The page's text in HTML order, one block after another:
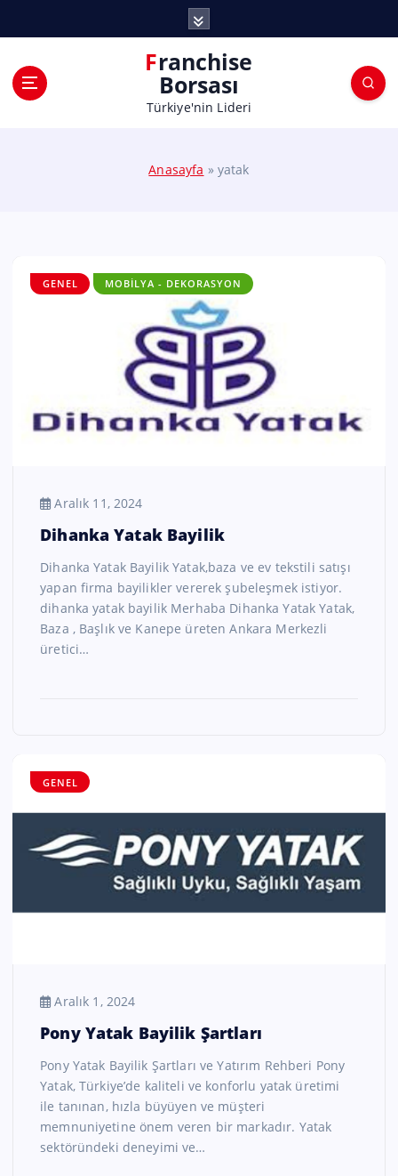
Franchise
Borsası
Türkiye'nin Lideri
Anasayfa » yatak
GENEL MOBILYA - DEKORASYON
Aralık 11, 2024
Dihanka Yatak Bayilik
Dihanka Yatak Bayilik Yatak,baza ve ev tekstili satışı
yapan firma bayilikler vererek şubeleşmek istiyor.
dihanka yatak bayilik Merhaba Dihanka Yatak Yatak,
Baza , Başlık ve Kanepe üreten Ankara Merkezli
üretici…
GENEL
Aralık 1, 2024
Pony Yatak Bayilik Şartları
Pony Yatak Bayilik Şartları ve Yatırım Rehberi Pony
Yatak, Türkiye’de kaliteli ve konforlu yatak üretimi
ile tanınan, hızla büyüyen ve müşteri
memnuniyetine önem veren bir markadır. Yatak
sektöründeki deneyimi ve…